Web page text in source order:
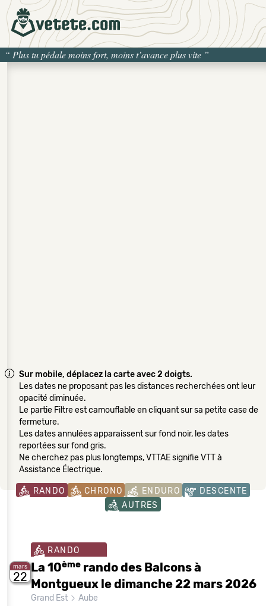
“ Plus tu pédale moins fort, moins t’avance plus vite ”
Sur mobile, déplacez la carte avec 2 doigts.
Les dates ne proposant pas les distances recherchées ont leur
opacité diminuée.
Le partie Filtre est camouflable en cliquant sur sa petite case de
fermeture.
Les dates annulées apparaissent sur fond noir, les dates
reportées sur fond gris.
Ne cherchez pas plus longtemps, VTTAE signifie VTT à
Assistance Électrique.
RANDO CHRONO ENDURO
DESCENTE
AUTRES
mars
22
RANDO
La 10ème rando des Balcons à
Montgueux le dimanche 22 mars 2026
Grand Est Aube